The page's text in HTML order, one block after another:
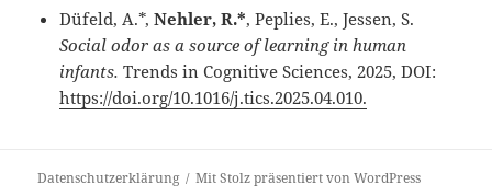
Düfeld, A.*,Nehler, R.*, Peplies, E., Jessen, S.
Social odor as a source of learning in human
infants. Trends in Cognitive Sciences, 2025, DOI:
https://doi.org/10.1016/j.tics.2025.04.010.
Datenschutzerklärung Mit Stolz präsentiert von WordPress